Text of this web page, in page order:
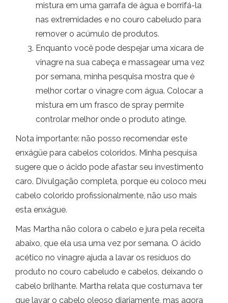
mistura em uma garrafa de água e borrifá-la
nas extremidades e no couro cabeludo para
remover o acúmulo de produtos.
Enquanto você pode despejar uma xícara de
vinagre na sua cabeça e massagear uma vez
por semana, minha pesquisa mostra que é
melhor cortar o vinagre com água. Colocar a
mistura em um frasco de spray permite
controlar melhor onde o produto atinge.
Nota importante: não posso recomendar este
enxágüe para cabelos coloridos. Minha pesquisa
sugere que o ácido pode afastar seu investimento
caro. Divulgação completa, porque eu coloco meu
cabelo colorido profissionalmente, não uso mais
esta enxágue.
Mas Martha não colora o cabelo e jura pela receita
abaixo, que ela usa uma vez por semana. O ácido
acético no vinagre ajuda a lavar os resíduos do
produto no couro cabeludo e cabelos, deixando o
cabelo brilhante. Martha relata que costumava ter
que lavar o cabelo oleoso diariamente, mas agora